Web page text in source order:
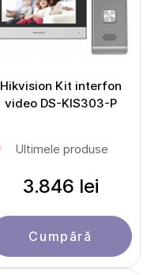
Hikvision Kit interfon
video DS-KIS303-P
Ultimele produse
3.846 lei
Cumpără